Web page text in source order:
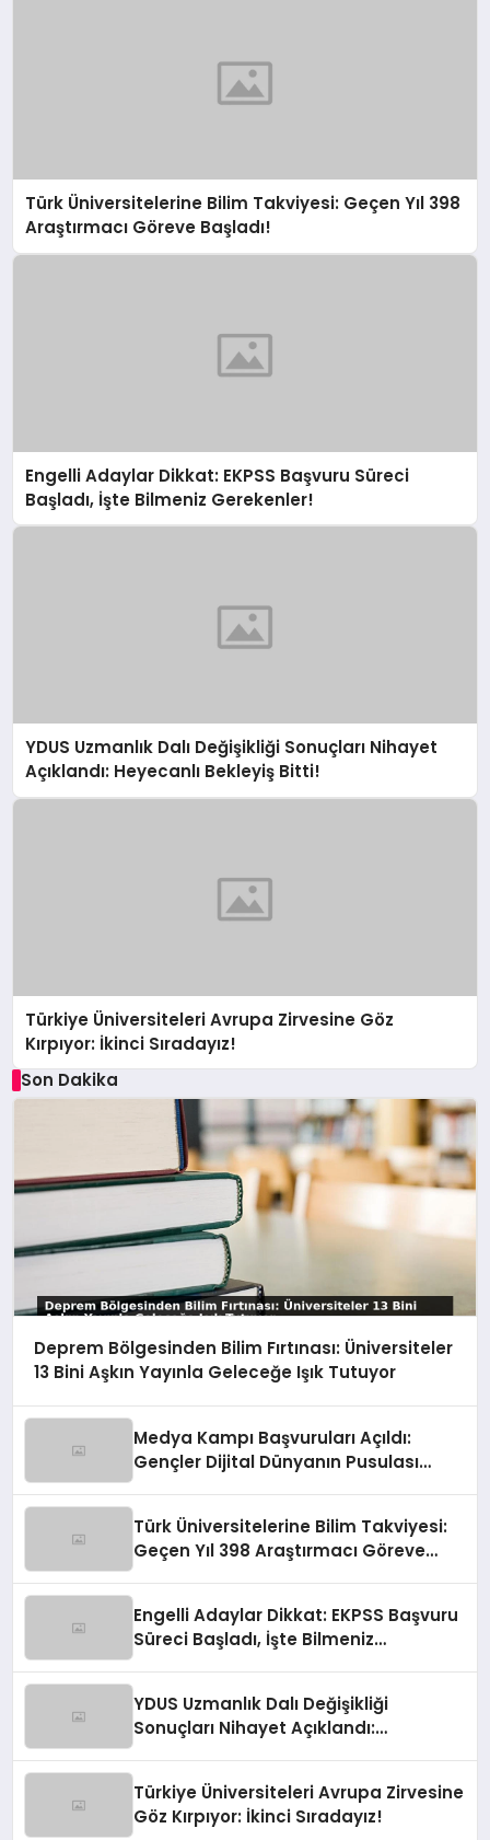
Türk Üniversitelerine Bilim Takviyesi: Geçen Yıl 398
Araştırmacı Göreve Başladı!
Engelli Adaylar Dikkat: EKPSS Başvuru Süreci
Başladı, İşte Bilmeniz Gerekenler!
YDUS Uzmanlık Dalı Değişikliği Sonuçları Nihayet
Açıklandı: Heyecanlı Bekleyiş Bitti!
Türkiye Üniversiteleri Avrupa Zirvesine Göz
Kırpıyor: İkinci Sıradayız!
Son Dakika
Deprem Bölgesinden Bilim Fırtınası: Üniversiteler
13 Bini Aşkın Yayınla Geleceğe Işık Tutuyor
Medya Kampı Başvuruları Açıldı:
Gençler Dijital Dünyanın Pusulası
Türk Üniversitelerine Bilim Takviyesi:
Geçen Yıl 398 Araştırmacı Göreve
Engelli Adaylar Dikkat: EKPSS Başvuru
Süreci Başladı, İşte Bilmeniz
YDUS Uzmanlık Dalı Değişikliği
Sonuçları Nihayet Açıklandı:
Türkiye Üniversiteleri Avrupa Zirvesine
Göz Kırpıyor: İkinci Sıradayız!